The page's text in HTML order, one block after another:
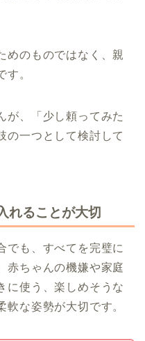
めのものではなく、親
す。
が、「少し頼ってみた
の一つとして検討して
れることが大切
でも、すべてを完璧に
赤ちゃんの機嫌や家庭
に使う、楽しめそうな
軟な姿勢が大切です。